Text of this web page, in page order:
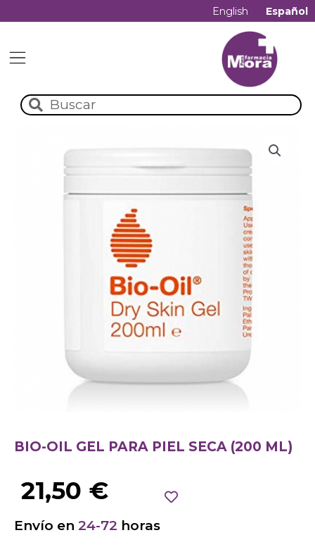
English Español
BIO-OIL GEL PARA PIEL SECA (200 ML)
21,50 €
Envío en 24-72 horas